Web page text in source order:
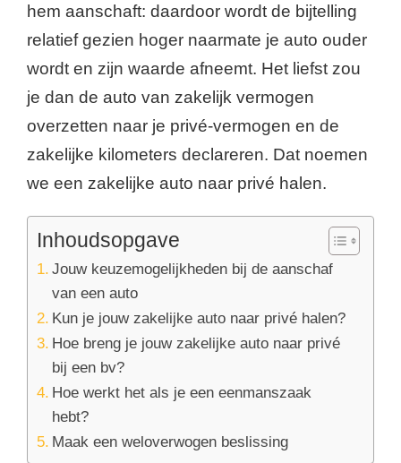
hem aanschaft: daardoor wordt de bijtelling
relatief gezien hoger naarmate je auto ouder
wordt en zijn waarde afneemt. Het liefst zou
je dan de auto van zakelijk vermogen
overzetten naar je privé-vermogen en de
zakelijke kilometers declareren. Dat noemen
we een zakelijke auto naar privé halen.
Inhoudsopgave
Jouw keuzemogelijkheden bij de aanschaf
van een auto
Kun je jouw zakelijke auto naar privé halen?
Hoe breng je jouw zakelijke auto naar privé
bij een bv?
Hoe werkt het als je een eenmanszaak
hebt?
Maak een weloverwogen beslissing